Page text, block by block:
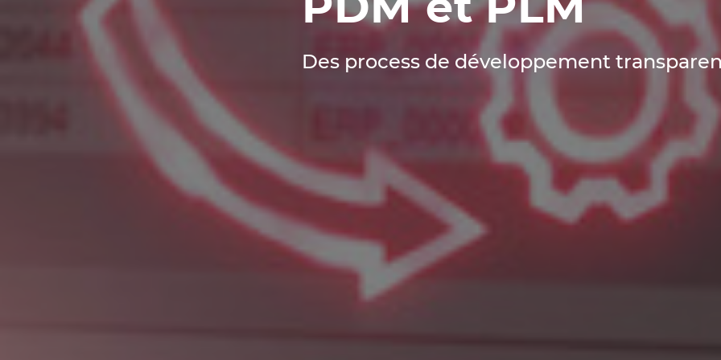
Des process de développement